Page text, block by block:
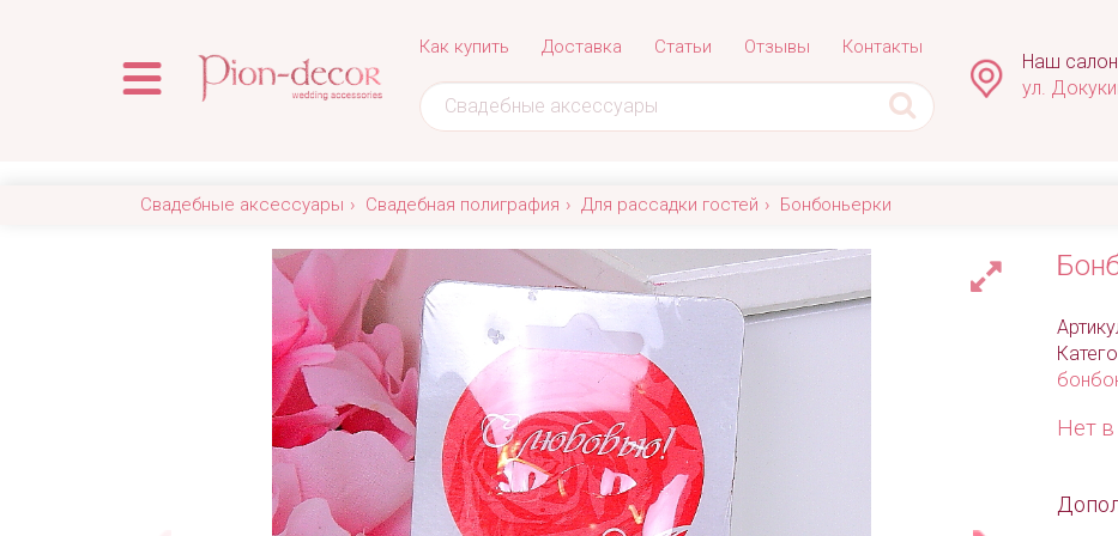
Как купить Доставка Статьи Отзывы Контакты
Наш
ул.
Свадебные аксессуары Свадебная полиграфия Для рассадки гостей Бонбоньерки
Нет в